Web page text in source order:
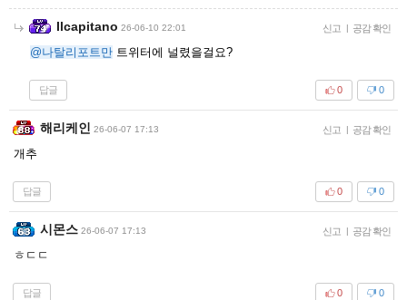
Ilcapitano 26-06-10 22:01 신고 | 공감 확인
@나탈리포트만 트위터에 널렸을걸요?
답글 0
0
해리케인 26-06-07 17:13 신고 | 공감 확인
개추
답글 0
0
시몬스 26-06-07 17:13 신고 | 공감 확인
ㅎㄷㄷ
답글 0
0